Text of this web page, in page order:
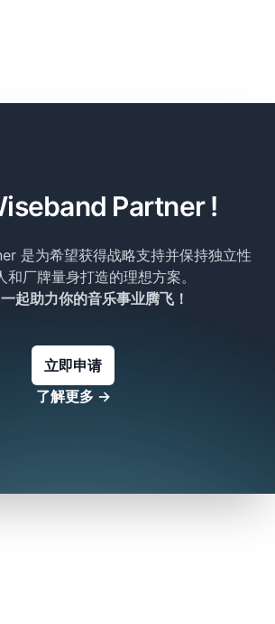
Partner !
是为希望获得战略支持并保持独立性
和厂牌量身打造的理想方案。
起助力你的音乐事业腾飞！
立即申请
了解更多 →